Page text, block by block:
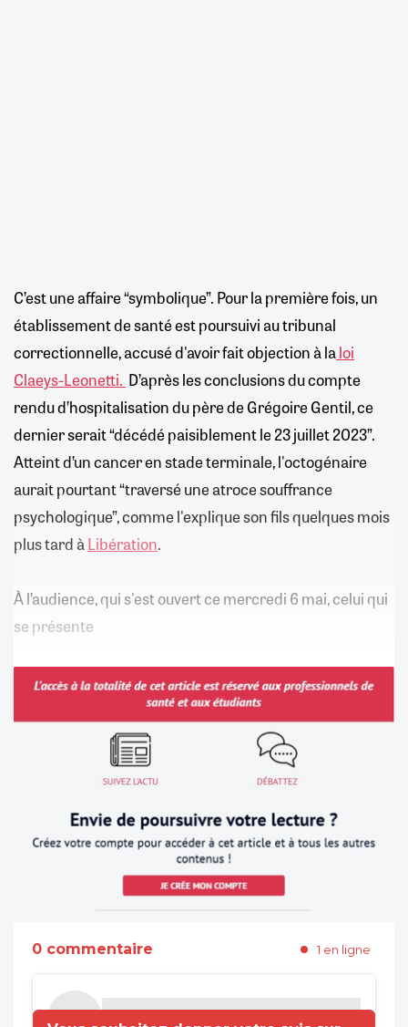
C’est une affaire “symbolique”. Pour la première fois, un
établissement de santé est poursuivi au tribunal
correctionnelle, accusé d'avoir fait objection à laloi
Claeys-Leonetti. D’après les conclusions du compte
rendu d’hospitalisation du père de Grégoire Gentil, ce
dernier serait “décédé paisiblement le 23 juillet 2023”.
Atteint d’un cancer en stade terminale, l'octogénaire
aurait pourtant “traversé une atroce souffrance
psychologique”, comme l'explique son fils quelques mois
plus tard àLibération.
À l’audience, qui s'est ouvert ce mercredi 6 mai, celui qui
se présente
0 commentaire 1 en ligne